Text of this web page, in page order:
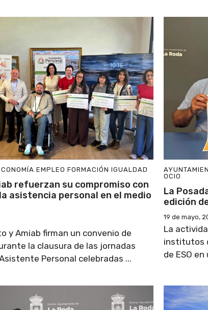
EMPLEO FORMACIÓN IGUALDAD
refuerzan su compromiso con
asistencia personal en el medio
y Amiab firman un convenio de
la clausura de las jornadas
Personal celebradas ...
OCIO
La
edición
19 de mayo,
La
institutos
de ESO en